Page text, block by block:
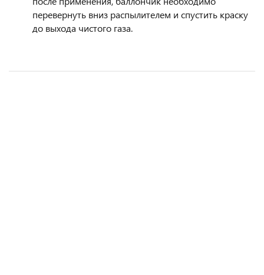
перевернуть вниз распылителем и спустить краску
до выхода чистого газа.